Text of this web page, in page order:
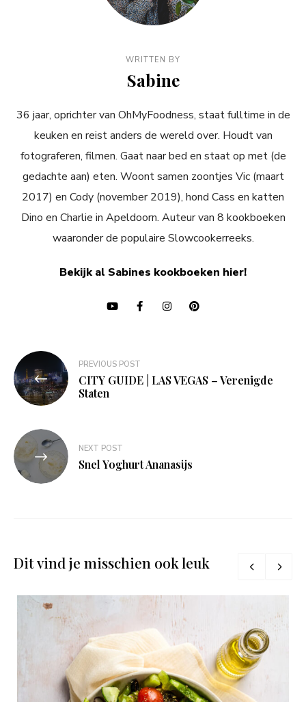
WRITTEN BY
Sabine
36 jaar, oprichter van OhMyFoodness, staat fulltime in de
keuken en reist anders de wereld over. Houdt van
fotograferen, filmen. Gaat naar bed en staat op met (de
gedachte aan) eten. Woont samen zoontjes Vic (maart
2017) en Cody (november 2019), hond Cass en katten
Dino en Charlie in Apeldoorn. Auteur van 8 kookboeken
waaronder de populaire Slowcookerreeks.
Bekijk al Sabines kookboeken hier!
Bericht
navigatie
PREVIOUS POST
CITY GUIDE | LAS VEGAS – Verenigde
Staten
NEXT POST
Snel Yoghurt Ananasijs
Dit vind je misschien ook leuk